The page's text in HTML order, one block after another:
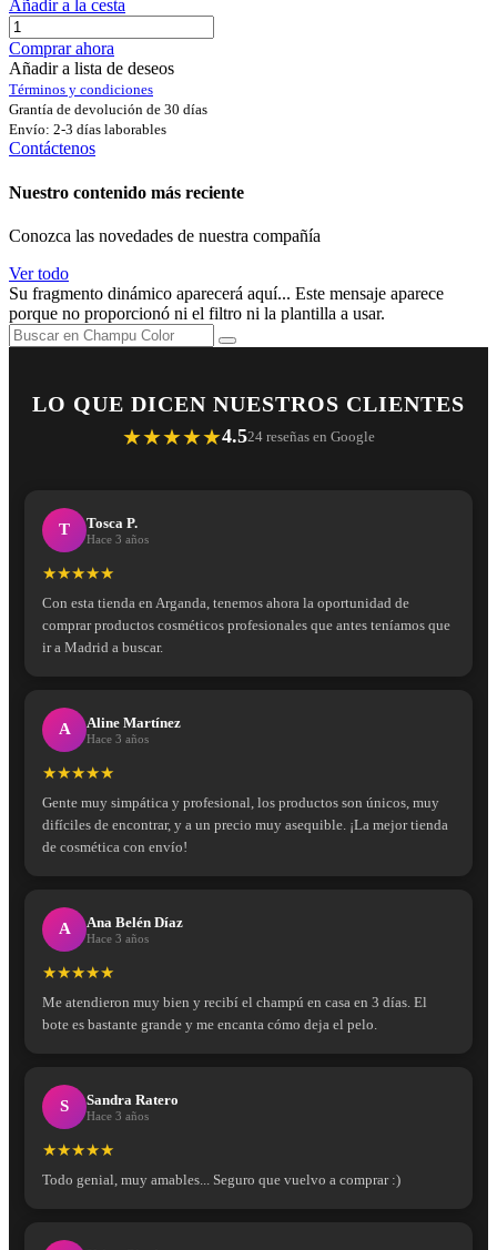
Añadir a la cesta
Comprar ahora
Añadir a lista de deseos
Términos y condiciones
Grantía de devolución de 30 días
Envío: 2-3 días laborables
Contáctenos
Nuestro contenido más reciente
Conozca las novedades de nuestra compañía
Ver todo
Su fragmento dinámico aparecerá aquí... Este mensaje aparece
porque no proporcionó ni el filtro ni la plantilla a usar.
LO QUE DICEN NUESTROS CLIENTES
★★★★★4.524 reseñas en Google
T Tosca P.
Hace 3 años
★★★★★
Con esta tienda en Arganda, tenemos ahora la oportunidad de
comprar productos cosméticos profesionales que antes teníamos que
ir a Madrid a buscar.
A Aline Martínez
Hace 3 años
★★★★★
Gente muy simpática y profesional, los productos son únicos, muy
difíciles de encontrar, y a un precio muy asequible. ¡La mejor tienda
de cosmética con envío!
A Ana Belén Díaz
Hace 3 años
★★★★★
Me atendieron muy bien y recibí el champú en casa en 3 días. El
bote es bastante grande y me encanta cómo deja el pelo.
S Sandra Ratero
Hace 3 años
★★★★★
Todo genial, muy amables... Seguro que vuelvo a comprar :)